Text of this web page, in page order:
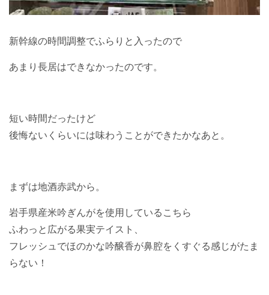
新幹線の時間調整でふらりと入ったので
あまり長居はできなかったのです。
短い時間だったけど
後悔ないくらいには味わうことができたかなあと。
まずは地酒赤武から。
岩手県産米吟ぎんがを使用しているこちら
ふわっと広がる果実テイスト、
フレッシュでほのかな吟醸香が鼻腔をくすぐる感じがたま
らない！